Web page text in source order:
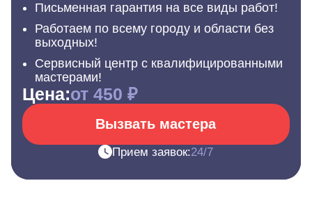
Письменная гарантия на все виды работ!
Работаем по всему городу и области без
выходных!
Сервисный центр с квалифицированными
мастерами!
Цена:от 450 ₽
Вызвать мастера
Прием заявок:24/7